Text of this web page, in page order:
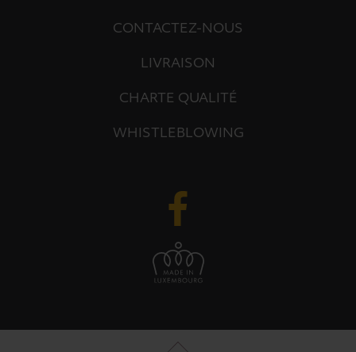
CONTACTEZ-NOUS
LIVRAISON
CHARTE QUALITÉ
WHISTLEBLOWING